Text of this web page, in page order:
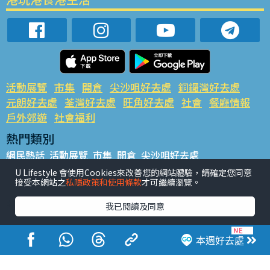
本週好去處
活動展覽 市集 開倉 尖沙咀好去處 銅鑼灣好去處
元朗好去處 荃灣好去處 旺角好去處 社會 餐廳情報
戶外郊遊 社會福利
熱門類別
網民熱話 活動展覽 市集 開倉 尖沙咀好去處
銅鑼灣好去處 元朗好去處 荃灣好去處 旺角好去處 社會
餐廳情報 戶外郊遊
熱門標籤
#UGO搵好去處 #人氣活動推介 #美食社群熱話
#親子玩樂好去處
#ULifestyle應用程式
#限時搶
#UJetso禮物放送
#ULifestyle商戶中心 #著數 #網絡熱話
U Lifestyle 會使用Cookies來改善您的網站體驗，請確定您同意
接受本網站之私隱政策和使用條款才可繼續瀏覽。
我已閱讀及同意